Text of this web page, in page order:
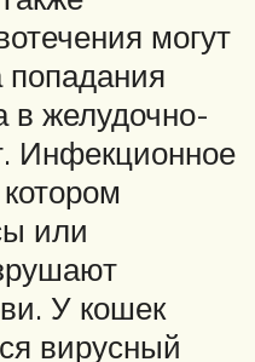
могут
попадания
в желудочно-
Инфекционное
или
У кошек
вирусный